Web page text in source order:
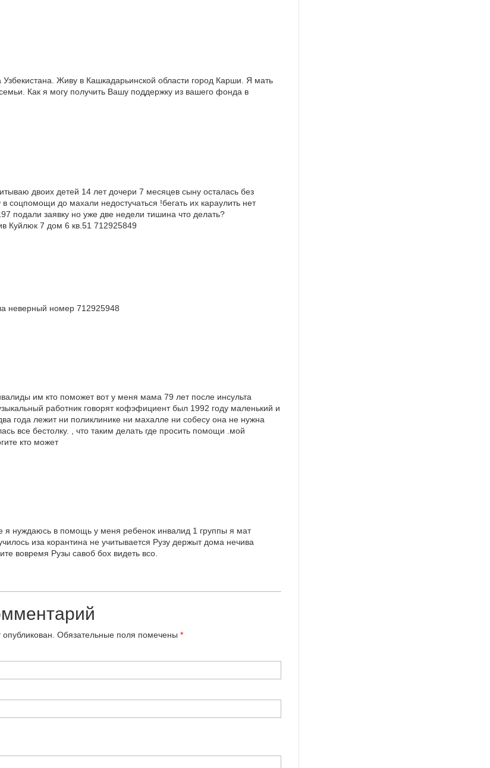
Узбекистана. Живу в Кашкадарьинской области город Карши. Я мать
Как я могу получить Вашу поддержку из вашего фонда в
двоих детей 14 лет дочери 7 месяцев сыну осталась без
соцпомощи до махали недостучаться !бегать их караулить нет
подали заявку но уже две недели тишина что делать?
Куйлюк 7 дом 6 кв.51 712925849
неверный номер 712925948
им кто поможет вот у меня мама 79 лет после инсульта
работник говорят кофэфициент был 1992 году маленький и
года лежит ни поликлинике ни махалле ни собесу она не нужна
все бестолку. , что таким делать где просить помощи .мой
кто может
я нуждаюсь в помощь у меня ребенок инвалид 1 группы я мат
иза корантина не учитывается Рузу держыт дома нечива
вовремя Рузы савоб бох видеть всо.
Обязательные поля помечены *